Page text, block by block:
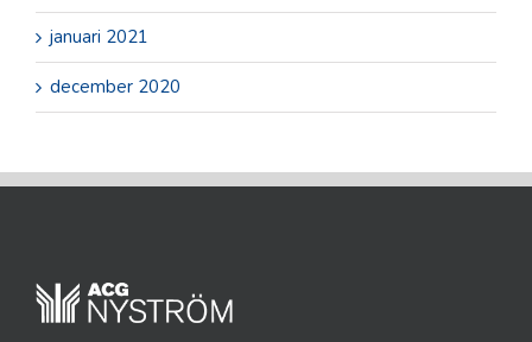
januari 2021
december 2020